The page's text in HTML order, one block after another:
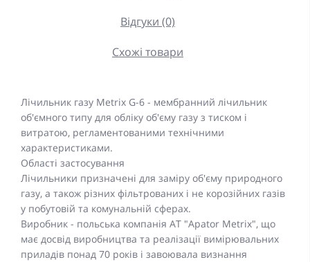
Відгуки (0)
Схожі товари
Лічильник газу Metrix G-6 - мембранний лічильник
об'ємного типу для обліку об'єму газу з тиском і
витратою, регламентованими технічними
характеристиками.
Області застосування
Лічильники призначені для заміру об'єму природного
газу, а також різних фільтрованих і не корозійних газів
у побутовій та комунальній сферах.
Виробник - польська компанія АТ "Apator Metrix", що
має досвід виробництва та реалізації вимірювальних
приладів понад 70 років і завоювала визнання